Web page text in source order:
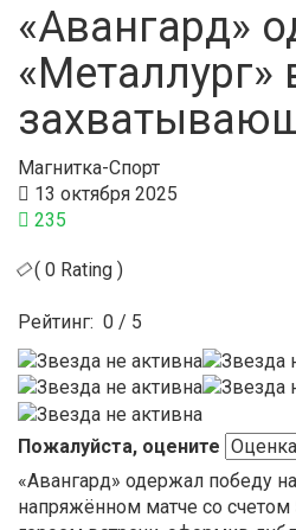
«Авангард»
«Металлург»
Магнитка-Спорт
13 октября 2025
235
( 0 Rating )
Рейтинг: 0 / 5
Пожалуйста, оцените
«Авангард» одержал победу
напряжённом матче со